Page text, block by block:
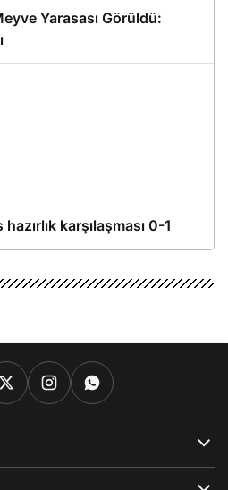
Yarasası Görüldü:
karşılaşması 0-1